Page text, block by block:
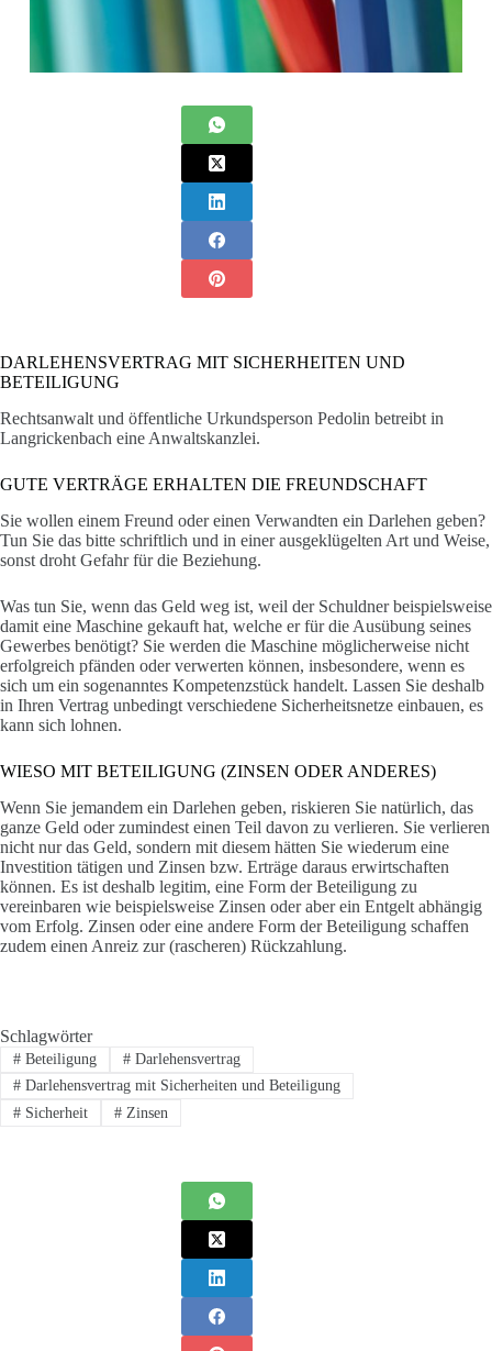
DARLEHENSVERTRAG MIT SICHERHEITEN UND
BETEILIGUNG
Rechtsanwalt und öffentliche Urkundsperson Pedolin betreibt in
Langrickenbach eine Anwaltskanzlei.
GUTE VERTRÄGE ERHALTEN DIE FREUNDSCHAFT
Sie wollen einem Freund oder einen Verwandten ein Darlehen geben?
Tun Sie das bitte schriftlich und in einer ausgeklügelten Art und Weise,
sonst droht Gefahr für die Beziehung.
Was tun Sie, wenn das Geld weg ist, weil der Schuldner beispielsweise
damit eine Maschine gekauft hat, welche er für die Ausübung seines
Gewerbes benötigt? Sie werden die Maschine möglicherweise nicht
erfolgreich pfänden oder verwerten können, insbesondere, wenn es
sich um ein sogenanntes Kompetenzstück handelt. Lassen Sie deshalb
in Ihren Vertrag unbedingt verschiedene Sicherheitsnetze einbauen, es
kann sich lohnen.
WIESO MIT BETEILIGUNG (ZINSEN ODER ANDERES)
Wenn Sie jemandem ein Darlehen geben, riskieren Sie natürlich, das
ganze Geld oder zumindest einen Teil davon zu verlieren. Sie verlieren
nicht nur das Geld, sondern mit diesem hätten Sie wiederum eine
Investition tätigen und Zinsen bzw. Erträge daraus erwirtschaften
können. Es ist deshalb legitim, eine Form der Beteiligung zu
vereinbaren wie beispielsweise Zinsen oder aber ein Entgelt abhängig
vom Erfolg. Zinsen oder eine andere Form der Beteiligung schaffen
zudem einen Anreiz zur (rascheren) Rückzahlung.
Schlagwörter
#Beteiligung #Darlehensvertrag
#Darlehensvertrag mit Sicherheiten und Beteiligung
#Sicherheit #Zinsen